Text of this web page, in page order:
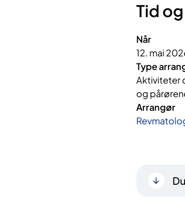
Tid
Når
12. mai
Type
Aktiviteter
og
Arrangør